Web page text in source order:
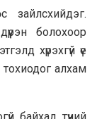
зайлсхийдэг.
болохоор
хүрэхгүй үе
алхам
байхад түүний